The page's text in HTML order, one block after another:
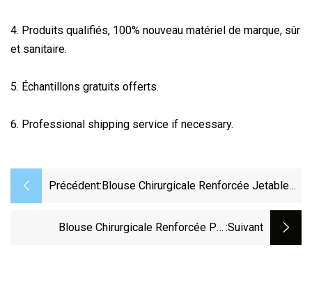
4. Produits qualifiés, 100% nouveau matériel de marque, sûr
et sanitaire.
5. Échantillons gratuits offerts.
6. Professional shipping service if necessary.
Précédent: Blouse Chirurgicale Renforcée Jetable
Blouse Chirurgicale Renforcée Par :suivant